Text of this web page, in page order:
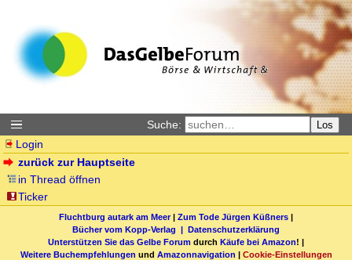
Suche: Los
Login
zurück zur Hauptseite
in Thread öffnen
Ticker
Fluchtburg autark am Meer| Zum Tode Jürgen Küßners |
Bücher vom Kopp-Verlag | Datenschutzerklärung
Unterstützen Sie das Gelbe Forum durch Käufe bei Amazon! |
Weitere Buchempfehlungen und Amazonnavigation | Cookie-Einstellungen